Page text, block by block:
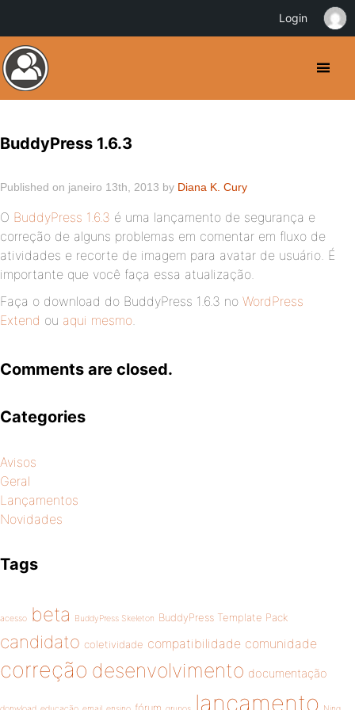
BuddyPress 1.6.3
Published on janeiro 13th, 2013 by Diana K. Cury
O BuddyPress 1.6.3 é uma lançamento de segurança e
correção de alguns problemas em comentar em fluxo de
atividades e recorte de imagem para avatar de usuário. É
importante que você faça essa atualização.
Faça o download do BuddyPress 1.6.3 no WordPress
Extend ou aqui mesmo.
Comments are closed.
Categories
Avisos
Geral
Lançamentos
Novidades
Tags
acesso beta BuddyPress Skeleton BuddyPress Template Pack
candidato coletividade compatibilidade comunidade
correção desenvolvimento documentação
lançamento
Login